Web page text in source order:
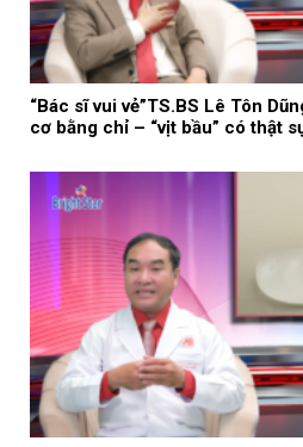
“Bác sĩ vui vẻ”TS.BS Lê Tôn
cơ bằng chỉ – “vịt bầu” có thật